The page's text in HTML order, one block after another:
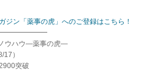
ジン「薬事の虎」へのご登録はこちら！
ウハウ―薬事の虎―
）
突破